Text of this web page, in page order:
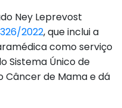
Ney Leprevost
2022, que inclui a
como serviço
Sistema Único de
Câncer de Mama e dá